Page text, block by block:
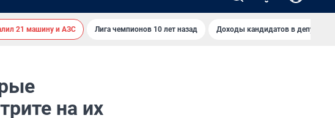
21 машину и АЗС Лига чемпионов 10 лет назад Доходы кандидатов в депутаты
на их